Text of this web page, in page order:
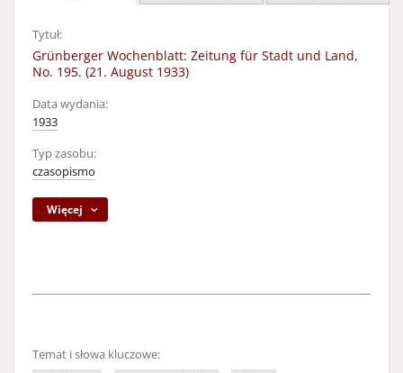
Tytuł:
Grünberger Wochenblatt: Zeitung für Stadt und Land,
No. 195. (21. August 1933)
Data wydania:
1933
Typ zasobu:
czasopismo
Więcej
Temat i słowa kluczowe: